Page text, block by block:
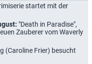
startet mit der
"Death in Paradise",
Zauberer vom Waverly
(Caroline Frier) besucht